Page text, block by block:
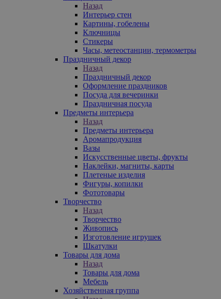
Назад
Интерьер стен
Картины, гобелены
Ключницы
Стикеры
Часы, метеостанции, термометры
Праздничный декор
Назад
Праздничный декор
Оформление праздников
Посуда для вечеринки
Праздничная посуда
Предметы интерьера
Назад
Предметы интерьера
Аромапродукция
Вазы
Искусственные цветы, фрукты
Наклейки, магниты, карты
Плетеные изделия
Фигуры, копилки
Фототовары
Творчество
Назад
Творчество
Живопись
Изготовление игрушек
Шкатулки
Товары для дома
Назад
Товары для дома
Мебель
Хозяйственная группа